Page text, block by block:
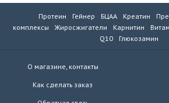
Протеин Гейнер БЦАА Креатин
комплексы
Жиросжигатели Карнитин
Q10
Глюкозамин
О магазине, контакты
Как сделать заказ